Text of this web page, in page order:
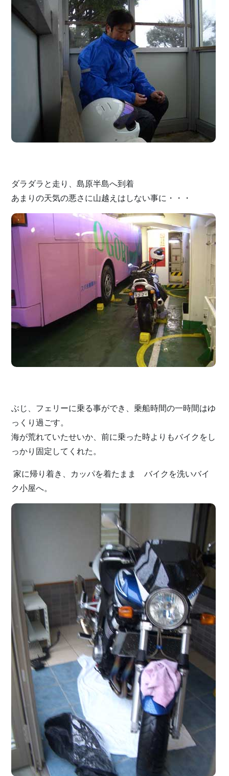
ダラダラと走り、島原半島へ到着
あまりの天気の悪さに山越えはしない事に・・・
ぶじ、フェリーに乗る事ができ、乗船時間の一時間はゆ
っくり過ごす。
海が荒れていたせいか、前に乗った時よりもバイクをし
っかり固定してくれた。
家に帰り着き、カッパを着たまま バイクを洗いバイ
ク小屋へ。